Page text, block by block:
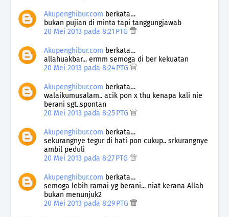
Akupenghibur.com berkata…
bukan pujian di minta tapi tanggungjawab
20 Mei 2013 pada 8:21 PTG
Akupenghibur.com berkata…
allahuakbar... ermm semoga di ber kekuatan
20 Mei 2013 pada 8:24 PTG
Akupenghibur.com berkata…
walaikumusalam.. acik pon x thu kenapa kali nie
berani sgt..spontan
20 Mei 2013 pada 8:25 PTG
Akupenghibur.com berkata…
sekurangnye tegur di hati pon cukup.. srkurangnye
ambil peduli
20 Mei 2013 pada 8:27 PTG
Akupenghibur.com berkata…
semoga lebih ramai yg berani... niat kerana Allah
bukan menunjuk2
20 Mei 2013 pada 8:29 PTG